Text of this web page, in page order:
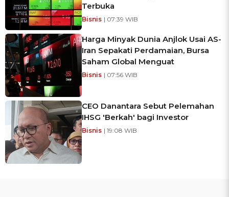
Terbuka
Bisnis | 07:39 WIB
Harga Minyak Dunia Anjlok Usai AS-
Iran Sepakati Perdamaian, Bursa
Saham Global Menguat
Bisnis | 07:56 WIB
CEO Danantara Sebut Pelemahan
IHSG 'Berkah' bagi Investor
Bisnis | 19:08 WIB